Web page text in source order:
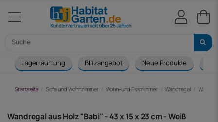
Lagerräumung Blitzangebot Neue Produkte
Startseite Sofa und Wohnzimmer Wohn-und Esszimmer Wandregal
Wandregal aus Holz "Babi" - 43 x 15 x 23 cm - Weiß